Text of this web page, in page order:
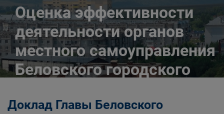
Оценка эффективности
деятельности органов
местного самоуправления
Беловского городского
Доклад Главы Беловского